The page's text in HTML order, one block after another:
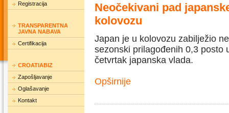
Registracija
TRANSPARENTNA
JAVNA NABAVA
Certifikacija
CROATIABIZ
Zapošljavanje
Oglašavanje
Kontakt
Neočekivani pad
kolovozu
Japan je u kolovozu zabilježio
sezonski prilagođenih 0,3 posto
četvrtak japanska vlada.
Opširnije